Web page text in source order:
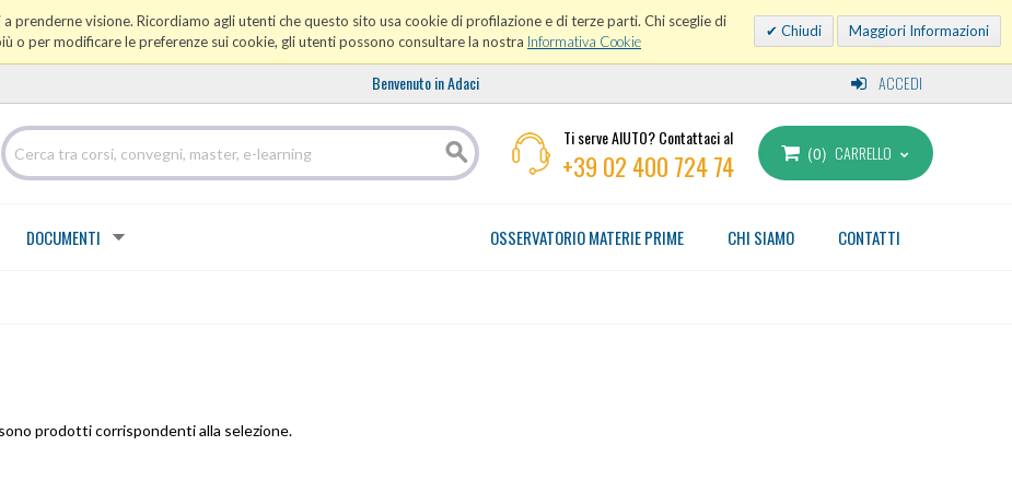
prenderne visione. Ricordiamo agli utenti che questo sito usa cookie di profilazione e di terze parti. Chi sceglie di
o per modificare le preferenze sui cookie, gli utenti possono consultare la nostra Informativa Cookie
Chiudi Maggiori Informazioni
Benvenuto in Adaci ACCEDI
Ti serve AIUTO? Contattaci al
+39 02 400 724 74 0 CARRELLO
DOCUMENTI CONTATTI
CHI SIAMO
OSSERVATORIO MATERIE PRIME
prodotti corrispondenti alla selezione.